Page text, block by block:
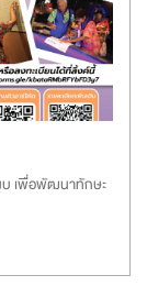
บ เพื่อพัฒนาทักษะ